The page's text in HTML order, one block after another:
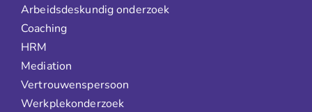
Arbeidsdeskundig onderzoek
Coaching
HRM
Mediation
Vertrouwenspersoon
Werkplekonderzoek